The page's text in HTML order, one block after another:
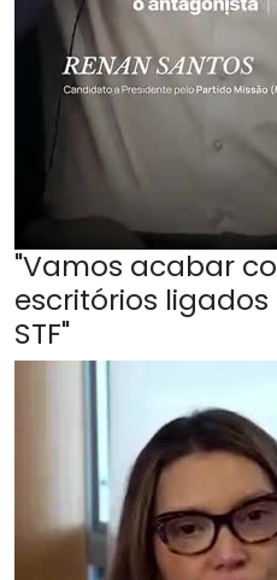
"Vamos acabar
escritórios
STF"